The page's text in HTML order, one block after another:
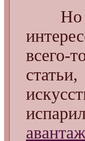
Но
всего-